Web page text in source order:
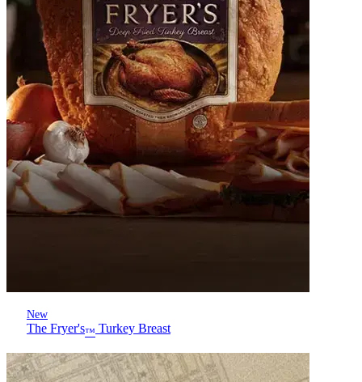
New
The Fryer's™ Turkey Breast